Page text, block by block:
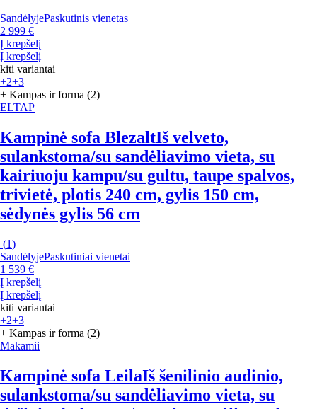
SandėlyjePaskutinis vienetas
2 999 €
Į krepšelį
Į krepšelį
kiti variantai
+2+3
+ Kampas ir forma (2)
ELTAP
Kampinė sofa BlezaltIš velveto,
sulankstoma/su sandėliavimo vieta, su
kairiuoju kampu/su gultu, taupe spalvos,
trivietė, plotis 240 cm, gylis 150 cm,
sėdynės gylis 56 cm
(1)
SandėlyjePaskutiniai vienetai
1 539 €
Į krepšelį
Į krepšelį
kiti variantai
+2+3
+ Kampas ir forma (2)
Makamii
Kampinė sofa LeilaIš šenilinio audinio,
sulankstoma/su sandėliavimo vieta, su